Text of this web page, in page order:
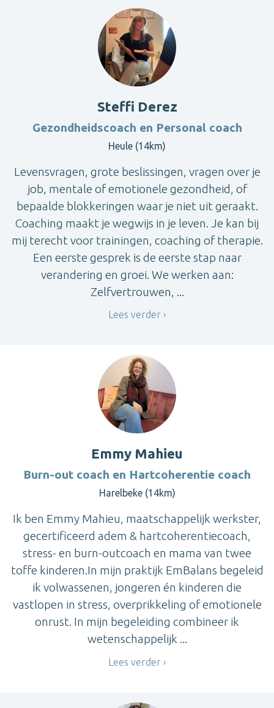
Steffi Derez
Gezondheidscoach en Personal coach
Heule (14km)
Levensvragen, grote beslissingen, vragen over je
job, mentale of emotionele gezondheid, of
bepaalde blokkeringen waar je niet uit geraakt.
Coaching maakt je wegwijs in je leven. Je kan bij
mij terecht voor trainingen, coaching of therapie.
Een eerste gesprek is de eerste stap naar
verandering en groei. We werken aan:
Zelfvertrouwen, ...
Lees verder
Emmy Mahieu
Burn-out coach en Hartcoherentie coach
Harelbeke (14km)
Ik ben Emmy Mahieu, maatschappelijk werkster,
gecertificeerd adem & hartcoherentiecoach,
stress- en burn-outcoach en mama van twee
toffe kinderen.In mijn praktijk EmBalans begeleid
ik volwassenen, jongeren én kinderen die
vastlopen in stress, overprikkeling of emotionele
onrust. In mijn begeleiding combineer ik
wetenschappelijk ...
Lees verder